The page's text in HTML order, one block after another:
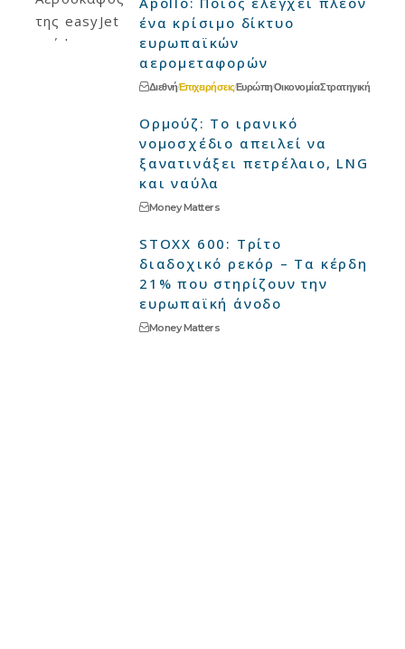
ένα κρίσιμο δίκτυο
ευρωπαϊκών
αερομεταφορών
ΔιεθνήΕπιχειρήσειςΕυρώπηΟικονομίαΣτρατηγική
Ορμούζ: Το ιρανικό
νομοσχέδιο απειλεί να
ξανατινάξει πετρέλαιο, LNG
και ναύλα
Money Matters
STOXX 600: Τρίτο
διαδοχικό ρεκόρ – Τα κέρδη
21% που στηρίζουν την
ευρωπαϊκή άνοδο
Money Matters